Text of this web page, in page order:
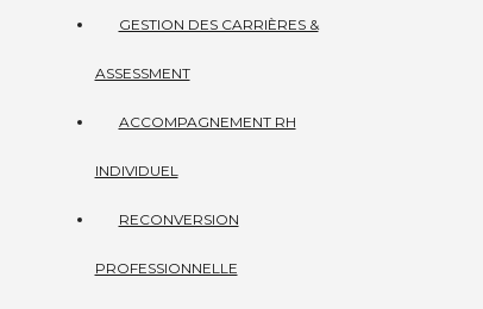
GESTION DES CARRIÈRES &
ASSESSMENT
ACCOMPAGNEMENT RH
INDIVIDUEL
RECONVERSION
PROFESSIONNELLE